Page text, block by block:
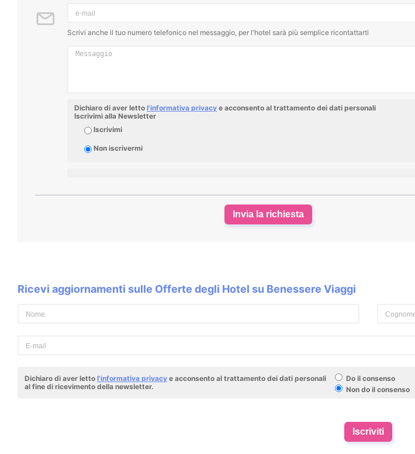
Scrivi anche il tuo numero telefonico nel messaggio, per l'hotel sarà più semplice ricontattarti
Dichiaro di aver letto l'informativa privacy e acconsento al trattamento dei dati personali
Iscrivimi alla Newsletter
Iscrivimi
Non iscrivermi
Invia la richiesta
Ricevi aggiornamenti sulle Offerte degli Hotel su Benessere Viaggi
Dichiaro di aver letto l'informativa privacy e acconsento al trattamento dei dati personali
al fine di ricevimento della newsletter.
Do il consenso
Non do il consenso
Iscriviti